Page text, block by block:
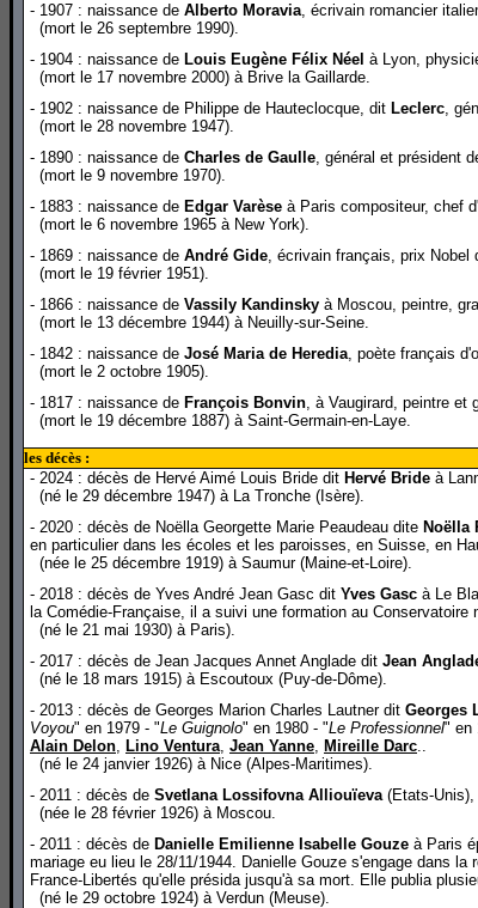
- 1907 : naissance de Alberto Moravia, écrivain romancier
(mort le 26 septembre 1990).
- 1904 : naissance de Louis Eugène Félix Néel à Lyon,
(mort le 17 novembre 2000) à Brive la Gaillarde.
- 1902 : naissance de Philippe de Hauteclocque, dit Leclerc,
(mort le 28 novembre 1947).
- 1890 : naissance de Charles de Gaulle, général et président
(mort le 9 novembre 1970).
- 1883 : naissance de Edgar Varèse à Paris compositeur, chef
(mort le 6 novembre 1965 à New York).
- 1869 : naissance de André Gide, écrivain français, prix Nobel
(mort le 19 février 1951).
- 1866 : naissance de Vassily Kandinsky à Moscou, peintre,
(mort le 13 décembre 1944) à Neuilly-sur-Seine.
- 1842 : naissance de José Maria de Heredia, poète français
(mort le 2 octobre 1905).
- 1817 : naissance de François Bonvin, à Vaugirard, peintre et
(mort le 19 décembre 1887) à Saint-Germain-en-Laye.
les décès :
- 2024 : décès de Hervé Aimé Louis Bride dit Hervé Bride à
(né le 29 décembre 1947) à La Tronche (Isère).
- 2020 : décès de Noëlla Georgette Marie Peaudeau dite Noëlla
en particulier dans les écoles et les paroisses, en Suisse, en
(née le 25 décembre 1919) à Saumur (Maine-et-Loire).
- 2018 : décès de Yves André Jean Gasc dit Yves Gasc à Le
la Comédie-Française, il a suivi une formation au Conservatoire
(né le 21 mai 1930) à Paris).
- 2017 : décès de Jean Jacques Annet Anglade dit Jean
(né le 18 mars 1915) à Escoutoux (Puy-de-Dôme).
- 2013 : décès de Georges Marion Charles Lautner dit Georges
Voyou" en 1979 - "Le Guignolo" en 1980 - "Le Professionnel" en
Alain Delon, Lino Ventura, Jean Yanne, Mireille Darc..
(né le 24 janvier 1926) à Nice (Alpes-Maritimes).
- 2011 : décès de Svetlana Lossifovna Alliouïeva(Etats-Unis),
(née le 28 février 1926) à Moscou.
- 2011 : décès de Danielle Emilienne Isabelle Gouze à Paris
mariage eu lieu le 28/11/1944. Danielle Gouze s'engage dans
France-Libertés qu'elle présida jusqu'à sa mort. Elle publia
(né le 29 octobre 1924) à Verdun (Meuse).